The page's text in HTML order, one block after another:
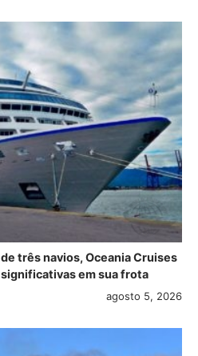
três navios, Oceania Cruises
em sua frota
agosto 5, 2026